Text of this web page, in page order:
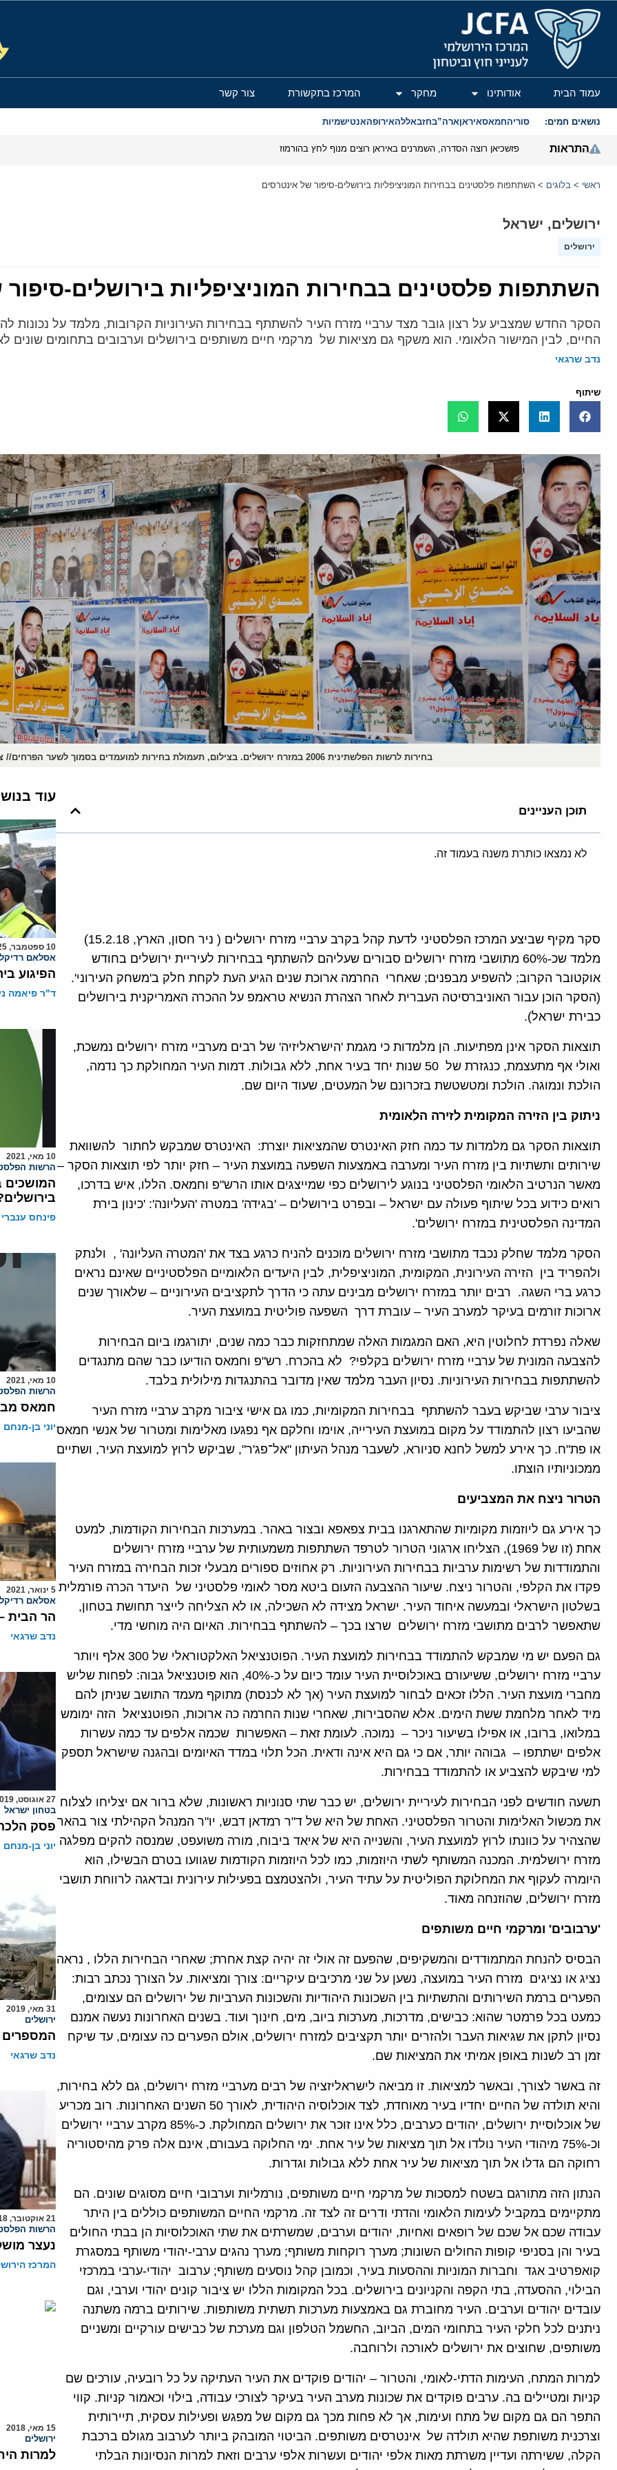
המרכז הירושלמי לענייני חוץ וביטחון
עמוד הבית אודותינו מחקר המרכז בתקשורת צור קשר
נושאים חמים: סוריהחמאסאיראןארה”בחזבאללהאירופהאנטישמיות
התראות פזשכיאן רוצה הסדרה, השמרנים באיראן רוצים מנוף לחץ בהורמוז
ראשי > בלוגים > השתתפות פלסטינים בבחירות המוניציפליות בירושלים-סיפור של אינטרסים
ירושלים, ישראל
ירושלים
השתתפות פלסטינים בבחירות המוניציפליות בירושלים-
הסקר החדש שמצביע על רצון גובר מצד ערביי מזרח העיר להשתתף בבחירות העירוניות הקרובות, מלמד על נכונות
החיים, לבין המישור הלאומי. הוא משקף גם מציאות של מרקמי חיים משותפים בירושלים וערבובים בתחומים שונים לאורך 50 השנים
נדב שרגאי
שיתוף
בחירות לרשות הפלשתינית 2006 במזרח ירושלים. בצילום, תעמולת בחירות למועמדים בסמוך לשער הפרחים// צילום: MILNER MOSHE , לע"מ
תוכן העניינים
לא נמצאו כותרת משנה בעמוד זה.
סקר מקיף שביצע המרכז הפלסטיני לדעת קהל בקרב ערביי מזרח ירושלים ( ניר חסון, הארץ, 15.2.18)
מלמד שכ-60% מתושבי מזרח ירושלים סבורים שעליהם להשתתף בבחירות לעיריית ירושלים בחודש
אוקטובר הקרוב; להשפיע מבפנים; שאחרי החרמה ארוכת שנים הגיע העת לקחת חלק ב'משחק העירוני'.
(הסקר הוכן עבור האוניברסיטה העברית לאחר הצהרת הנשיא טראמפ על ההכרה האמריקנית בירושלים
כבירת ישראל).
תוצאות הסקר אינן מפתיעות. הן מלמדות כי מגמת 'הישראליזיה' של רבים מערביי מזרח ירושלים נמשכת,
ואולי אף מתעצמת, כנגזרת של 50 שנות יחד בעיר אחת, ללא גבולות. דמות העיר המחולקת כך נדמה,
הולכת ונמוגה. הולכת ומטשטשת בזכרונם של המעטים, שעוד היום שם.
ניתוק בין הזירה המקומית לזירה הלאומית
תוצאות הסקר גם מלמדות עד כמה חזק האינטרס שהמציאות יוצרת: האינטרס שמבקש לחתור להשוואת
שירותים ותשתיות בין מזרח העיר ומערבה באמצעות השפעה במועצת העיר – חזק יותר לפי תוצאות הסקר –
מאשר הנרטיב הלאומי הפלסטיני בנוגע לירושלים כפי שמייצגים אותו הרש"פ וחמאס. הללו, איש בדרכו,
רואים כידוע בכל שיתוף פעולה עם ישראל – ובפרט בירושלים – 'בגידה' במטרה 'העליונה': 'כינון בירת
המדינה הפלסטינית במזרח ירושלים'.
הסקר מלמד שחלק נכבד מתושבי מזרח ירושלים מוכנים להניח כרגע בצד את 'המטרה העליונה' , ולנתק
ולהפריד בין הזירה העירונית, המקומית, המוניציפלית, לבין היעדים הלאומיים הפלסטיניים שאינם נראים
כרגע ברי השגה. רבים יותר במזרח ירושלים מבינים עתה כי הדרך לתקציבים העירוניים – שלאורך שנים
ארוכות זורמים בעיקר למערב העיר – עוברת דרך השפעה פוליטית במועצת העיר.
שאלה נפרדת לחלוטין היא, האם המגמות האלה שמתחזקות כבר כמה שנים, יתורגמו ביום הבחירות
להצבעה המונית של ערביי מזרח ירושלים בקלפי? לא בהכרח. רש"פ וחמאס הודיעו כבר שהם מתנגדים
להשתתפות בבחירות העירוניות. נסיון העבר מלמד שאין מדובר בהתנגדות מילולית בלבד.
ציבור ערבי שביקש בעבר להשתתף בבחירות המקומיות, כמו גם אישי ציבור מקרב ערביי מזרח העיר
שהביעו רצון להתמודד על מקום במועצת העירייה, אוימו וחלקם אף נפגעו מאלימות ומטרור של אנשי חמאס
או פת"ח. כך אירע למשל לחנא סניורא, לשעבר מנהל העיתון "אל־פג'ר", שביקש לרוץ למועצת העיר, ושתיים
ממכוניותיו הוצתו.
הטרור ניצח את המצביעים
כך אירע גם ליוזמות מקומיות שהתארגנו בבית צפאפא ובצור באהר. במערכות הבחירות הקודמות, למעט
אחת (זו של 1969), הצליחו ארגוני הטרור לטרפד השתתפות משמעותית של ערביי מזרח ירושלים
והתמודדות של רשימות ערביות בבחירות העירוניות. רק אחוזים ספורים מבעלי זכות הבחירה במזרח העיר
פקדו את הקלפי, והטרור ניצח. שיעור ההצבעה הזעום ביטא מסר לאומי פלסטיני של היעדר הכרה פורמלית
בשלטון הישראלי ובמעשה איחוד העיר. ישראל מצידה לא השכילה, או לא הצליחה לייצר תחושת בטחון,
שתאפשר לרבים מתושבי מזרח ירושלים שרצו בכך – להשתתף בבחירות. האיום היה מוחשי מדי.
גם הפעם יש מי שמבקש להתמודד בבחירות למועצת העיר. הפוטנציאל האלקטוראלי של 300 אלף ויותר
ערביי מזרח ירושלים, ששיעורם באוכלוסיית העיר עומד כיום על כ-40%, הוא פוטנציאל גבוה: לפחות שליש
מחברי מועצת העיר. הללו זכאים לבחור למועצת העיר (אך לא לכנסת) מתוקף מעמד התושב שניתן להם
מיד לאחר מלחמת ששת הימים. אלא שהסבירות, שאחרי שנות החרמה כה ארוכות, הפוטנציאל הזה ימומש
במלואו, ברובו, או אפילו בשיעור ניכר – נמוכה. לעומת זאת – האפשרות שכמה אלפים עד כמה עשרות
אלפים ישתתפו – גבוהה יותר, אם כי גם היא אינה ודאית. הכל תלוי במדד האיומים ובהגנה שישראל תספק
למי שיבקש להצביע או להתמודד בבחירות.
תשעה חודשים לפני הבחירות לעיריית ירושלים, יש כבר שתי סנוניות ראשונות, שלא ברור אם יצליחו לצלוח
את מכשול האלימות והטרור הפלסטיני. האחת של היא של ד"ר רמדאן דבש, יו"ר המנהל הקהילתי צור בהאר
שהצהיר על כוונתו לרוץ למועצת העיר, והשנייה היא של איאד ביבוח, מורה משועפט, שמנסה להקים מפלגה
מזרח ירושלמית. המכנה המשותף לשתי היוזמות, כמו לכל היוזמות הקודמות שגוועו בטרם הבשילו, הוא
היומרה לעקוף את המחלוקת הפוליטית על עתיד העיר, ולהצטמצם בפעילות עירונית ובדאגה לרווחת תושבי
מזרח ירושלים, שהוזנחה מאוד.
'ערבובים' ומרקמי חיים משותפים
הבסיס להנחת המתמודדים והמשקיפים, שהפעם זה אולי זה יהיה קצת אחרת; שאחרי הבחירות הללו , נראה
נציג או נציגים מזרח העיר במועצה, נשען על שני מרכיבים עיקריים: צורך ומציאות. על הצורך נכתב רבות:
הפערים ברמת השירותים והתשתיות בין השכונות היהודיות והשכונות הערביות של ירושלים הם עצומים,
כמעט בכל פרמטר שהוא: כבישים, מדרכות, מערכות ביוב, מים, חינוך ועוד. בשנים האחרונות נעשה אמנם
נסיון לתקן את שגיאות העבר ולהזרים יותר תקציבים למזרח ירושלים, אולם הפערים כה עצומים, עד שיקח
זמן רב לשנות באופן אמיתי את המציאות שם.
זה באשר לצורך, ובאשר למציאות. זו מביאה לישראליזציה של רבים מערביי מזרח ירושלים, גם ללא בחירות,
והיא תולדה של החיים יחדיו בעיר מאוחדת, לצד אוכלוסיה היהודית, לאורך 50 השנים האחרונות. רוב מכריע
של אוכלוסיית ירושלים, יהודים כערבים, כלל אינו זוכר את ירושלים המחולקת. כ-85% מקרב ערביי ירושלים
וכ-75% מיהודי העיר נולדו אל תוך מציאות של עיר אחת. ימי החלוקה בעבורם, אינם אלה פרק מהיסטוריה
רחוקה הם גדלו אל תוך מציאות של עיר אחת ללא גבולות וגדרות.
הנתון הזה מתורגם בשטח למסכות של מרקמי חיים משותפים, נורמליות וערבובי חיים מסוגים שונים. הם
מתקיימים במקביל לעימות הלאומי והדתי ודרים זה לצד זה. מרקמי החיים המשותפים כוללים בין היתר
עבודה שכם אל שכם של רופאים ואחיות, יהודים וערבים, שמשרתים את שתי האוכלוסיות הן בבתי החולים
בעיר והן בסניפי קופות החולים השונות; מערך רוקחות משותף; מערך נהגים ערבי-יהודי משותף במסגרת
קואפרטיב אגד וחברות המוניות וההסעות בעיר, וכמובן קהל נוסעים משותף; ערבוב יהודי-ערבי במרכזי
הבילוי, ההסעדה, בתי הקפה והקניונים בירושלים. בכל המקומות הללו יש ציבור קונים יהודי וערבי, וגם
עובדים יהודים וערבים. העיר מחוברת גם באמצעות מערכות תשתית משותפות. שירותים ברמה משתנה
ניתנים לכל חלקי העיר בתחומי המים, הביוב, החשמל הטלפון וגם מערכת של כבישים עורקיים ומשניים
משותפים, שחוצים את ירושלים לאורכה ולרוחבה.
למרות המתח, העימות הדתי-לאומי, והטרור – יהודים פוקדים את העיר העתיקה על כל רובעיה, עורכים שם
קניות ומטיילים בה. ערבים פוקדים את שכונות מערב העיר בעיקר לצורכי עבודה, בילוי וכאמור קניות. קווי
התפר הם גם מקום של מתח ועימות, אך לא פחות מכך גם מקום של מפגש ופעילות עסקית, תיירותית
וצרכנית משותפת שהיא תולדה של אינטרסים משותפים. הביטוי המובהק ביותר לערבוב מגולם ברכבת
הקלה, ששירתה ועדיין משרתת מאות אלפי יהודים ועשרות אלפי ערבים וזאת למרות הנסיונות הבלתי
עוד
10 ספטמבר, 2025
אסלאם
הפיגוע
ד"ר פיאמה
10 מאי, 2021
הרשות
המושכים
פינחס ענברי
10 מאי, 2021
הרשות
חמאס
יוני בן-מנחם
5 ינואר, 2021
אסלאם
הר הבית
נדב שרגאי
27 אוגוסט, 2019
בטחון ישראל
פסק
יוני בן-מנחם
31 מאי, 2019
ירושלים
המספרים
נדב שרגאי
21 אוקטובר, 2018
הרשות
נעצר
המרכז
15 מאי, 2018
ירושלים
למרות